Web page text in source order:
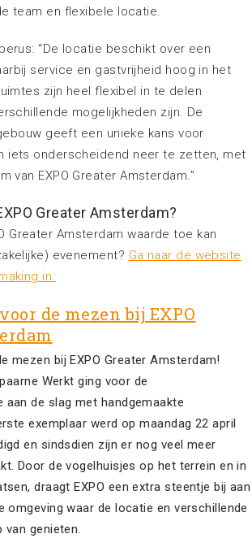
team en flexibele locatie.
“De locatie beschikt over een
service en gastvrijheid hoog in het
zijn heel flexibel in te delen
mogelijkheden zijn. De
geeft een unieke kans voor
iets onderscheidend neer te zetten, met
van EXPO Greater Amsterdam.”
Greater Amsterdam?
Greater Amsterdam waarde toe kan
evenement? Ga naar de website
in.
de mezen bij EXPO
mezen bij EXPO Greater Amsterdam!
Werkt ging voor de
aan de slag met handgemaakte
exemplaar werd op maandag 22 april
en sindsdien zijn er nog veel meer
Door de vogelhuisjes op het terrein en in
draagt EXPO een extra steentje bij aan
omgeving waar de locatie en verschillende
genieten.